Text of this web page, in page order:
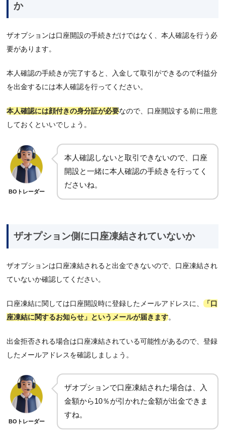
か
ザオプションは口座開設の手続きだけではなく、本人確認を行う必
要があります。
本人確認の手続きが完了すると、入金して取引ができるので利益分
を出金するには本人確認を行ってください。
本人確認には顔付きの身分証が必要なので、口座開設する前に用意
しておくといいでしょう。
BOトレーダー
本人確認しないと取引できないので、口座
開設と一緒に本人確認の手続きを行ってく
ださいね。
ザオプション側に口座凍結されていないか
ザオプションは口座凍結されると出金できないので、口座凍結され
ていないか確認してください。
口座凍結に関しては口座開設時に登録したメールアドレスに、 「口
座凍結に関するお知らせ」というメールが届きます。
出金拒否される場合は口座凍結されている可能性があるので、登録
したメールアドレスを確認しましょう。
BOトレーダー
ザオプションで口座凍結された場合は、入
金額から10％が引かれた金額が出金できま
すね。